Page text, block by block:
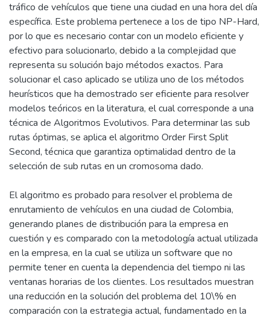
tráfico de vehículos que tiene una ciudad en una hora del día
específica. Este problema pertenece a los de tipo NP-Hard,
por lo que es necesario contar con un modelo eficiente y
efectivo para solucionarlo, debido a la complejidad que
representa su solución bajo métodos exactos. Para
solucionar el caso aplicado se utiliza uno de los métodos
heurísticos que ha demostrado ser eficiente para resolver
modelos teóricos en la literatura, el cual corresponde a una
técnica de Algoritmos Evolutivos. Para determinar las sub
rutas óptimas, se aplica el algoritmo Order First Split
Second, técnica que garantiza optimalidad dentro de la
selección de sub rutas en un cromosoma dado.
El algoritmo es probado para resolver el problema de
enrutamiento de vehículos en una ciudad de Colombia,
generando planes de distribución para la empresa en
cuestión y es comparado con la metodología actual utilizada
en la empresa, en la cual se utiliza un software que no
permite tener en cuenta la dependencia del tiempo ni las
ventanas horarias de los clientes. Los resultados muestran
una reducción en la solución del problema del 10\% en
comparación con la estrategia actual, fundamentado en la